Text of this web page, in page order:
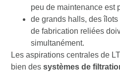
peu de maintenance est
de grands halls, des
de fabrication reliées
simultanément.
Les aspirations centrales de
bien dessystèmes de